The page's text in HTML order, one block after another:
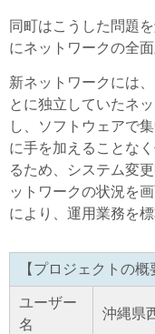
同町はこうした問題
にネットワークの全面
新ネットワークには
とに独立していたネ
し、ソフトウェアで
に手を加えることな
るため、システム変
ットワークの状況を
により、運用業務を
【プロジェクトの概
ユーザー
名
沖縄県